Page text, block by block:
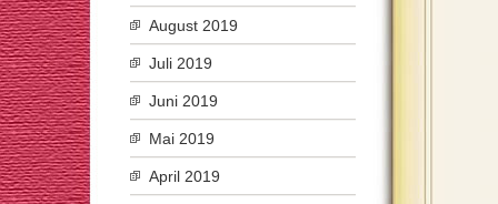
August 2019
Juli 2019
Juni 2019
Mai 2019
April 2019